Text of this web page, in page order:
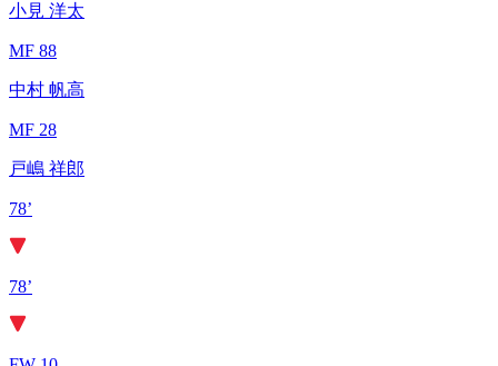
小見 洋太
MF 88
中村 帆高
MF 28
戸嶋 祥郎
78’
78’